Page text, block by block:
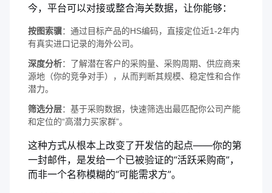
今，平台可以对接或整合海关数据，让你能够：
按图索骥：通过目标产品的HS编码，直接定位近1-2年内
有真实进口记录的海外公司。
深度分析：了解潜在客户的采购量、采购周期、供应商来
源地（你的竞争对手），从而判断其规模、稳定性和合作
潜力。
筛选分层：基于采购数据，快速筛选出最匹配你公司产能
和定位的“高潜力买家群”。
这种方式从根本上改变了开发信的起点——你的第
一封邮件，是发给一个已被验证的“活跃采购商”，
而非一个名称模糊的“可能需求方”。